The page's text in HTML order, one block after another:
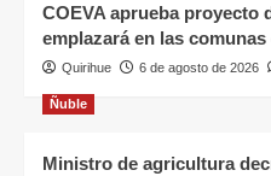
COEVA aprueba proyecto
emplazará en las
Quirihue 6 de agosto de 2026
Ñuble
Ministro de agricultura